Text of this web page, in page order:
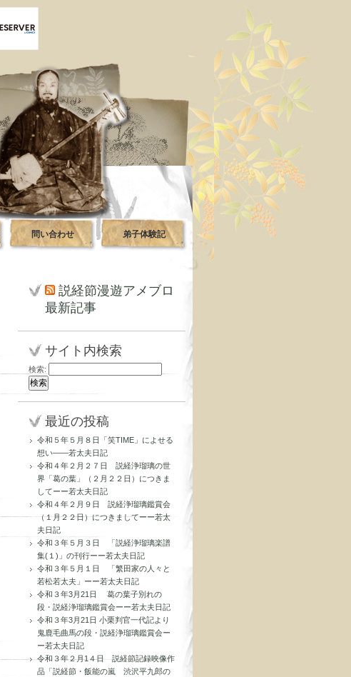
問い合わせ 弟子体験記
説経節漫遊アメブロ
最新記事
サイト内検索
検索:
最近の投稿
令和５年５月８日「笑TIME」によせる
想い――若太夫日記
令和４年２月２７日 説経浄瑠璃の世
界「葛の葉」（２月２２日）につきま
してーー若太夫日記
令和４年２月９日 説経浄瑠璃鑑賞会
（１月２２日）につきましてーー若太
夫日記
令和３年５月３日 「説経浄瑠璃楽譜
集(１)」の刊行ーー若太夫日記
令和３年５月１日 「繁田家の人々と
若松若太夫」ーー若太夫日記
令和３年3月21日 葛の葉子別れの
段・説経浄瑠璃鑑賞会ーー若太夫日記
令和３年3月21日 小栗判官一代記より
鬼鹿毛曲馬の段・説経浄瑠璃鑑賞会ー
ー若太夫日記
令和３年２月1４日 説経節記録映像作
品「説経節・飯能の嵐 渋沢平九郎の